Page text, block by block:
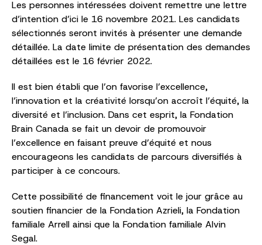
Les personnes intéressées doivent remettre une lettre
d’intention d’ici le 16 novembre 2021. Les candidats
sélectionnés seront invités à présenter une demande
détaillée. La date limite de présentation des demandes
détaillées est le 16 février 2022.
Il est bien établi que l’on favorise l’excellence,
l’innovation et la créativité lorsqu’on accroît l’équité, la
diversité et l’inclusion. Dans cet esprit, la Fondation
Brain Canada se fait un devoir de promouvoir
l’excellence en faisant preuve d’équité et nous
encourageons les candidats de parcours diversifiés à
participer à ce concours.
Cette possibilité de financement voit le jour grâce au
soutien financier de la Fondation Azrieli, la Fondation
familiale Arrell ainsi que la Fondation familiale Alvin
Segal.